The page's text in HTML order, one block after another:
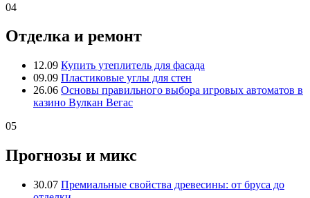
04
Отделка и ремонт
12.09 Купить утеплитель для фасада
09.09 Пластиковые углы для стен
26.06 Основы правильного выбора игровых автоматов в
казино Вулкан Вегас
05
Прогнозы и микс
30.07 Премиальные свойства древесины: от бруса до